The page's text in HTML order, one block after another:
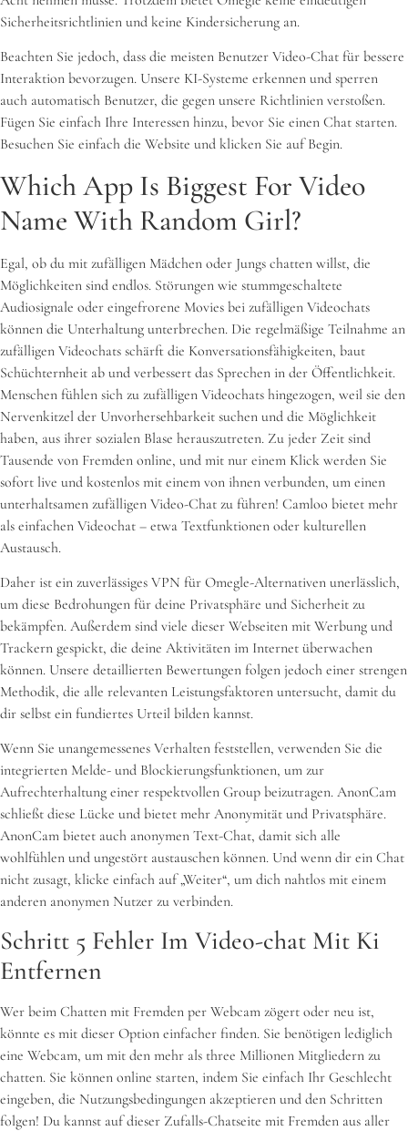
Sicherheitsrichtlinien und keine Kindersicherung an.
Beachten Sie jedoch, dass die meisten Benutzer Video-Chat für bessere
Interaktion bevorzugen. Unsere KI-Systeme erkennen und sperren
auch automatisch Benutzer, die gegen unsere Richtlinien verstoßen.
Fügen Sie einfach Ihre Interessen hinzu, bevor Sie einen Chat starten.
Besuchen Sie einfach die Website und klicken Sie auf Begin.
Which App Is Biggest For Video
Name With Random Girl?
Egal, ob du mit zufälligen Mädchen oder Jungs chatten willst, die
Möglichkeiten sind endlos. Störungen wie stummgeschaltete
Audiosignale oder eingefrorene Movies bei zufälligen Videochats
können die Unterhaltung unterbrechen. Die regelmäßige Teilnahme an
zufälligen Videochats schärft die Konversationsfähigkeiten, baut
Schüchternheit ab und verbessert das Sprechen in der Öffentlichkeit.
Menschen fühlen sich zu zufälligen Videochats hingezogen, weil sie den
Nervenkitzel der Unvorhersehbarkeit suchen und die Möglichkeit
haben, aus ihrer sozialen Blase herauszutreten. Zu jeder Zeit sind
Tausende von Fremden online, und mit nur einem Klick werden Sie
sofort live und kostenlos mit einem von ihnen verbunden, um einen
unterhaltsamen zufälligen Video-Chat zu führen! Camloo bietet mehr
als einfachen Videochat – etwa Textfunktionen oder kulturellen
Austausch.
Daher ist ein zuverlässiges VPN für Omegle-Alternativen unerlässlich,
um diese Bedrohungen für deine Privatsphäre und Sicherheit zu
bekämpfen. Außerdem sind viele dieser Webseiten mit Werbung und
Trackern gespickt, die deine Aktivitäten im Internet überwachen
können. Unsere detaillierten Bewertungen folgen jedoch einer strengen
Methodik, die alle relevanten Leistungsfaktoren untersucht, damit du
dir selbst ein fundiertes Urteil bilden kannst.
Wenn Sie unangemessenes Verhalten feststellen, verwenden Sie die
integrierten Melde- und Blockierungsfunktionen, um zur
Aufrechterhaltung einer respektvollen Group beizutragen. AnonCam
schließt diese Lücke und bietet mehr Anonymität und Privatsphäre.
AnonCam bietet auch anonymen Text-Chat, damit sich alle
wohlfühlen und ungestört austauschen können. Und wenn dir ein Chat
nicht zusagt, klicke einfach auf „Weiter“, um dich nahtlos mit einem
anderen anonymen Nutzer zu verbinden.
Schritt 5 Fehler Im Video-chat Mit Ki
Entfernen
Wer beim Chatten mit Fremden per Webcam zögert oder neu ist,
könnte es mit dieser Option einfacher finden. Sie benötigen lediglich
eine Webcam, um mit den mehr als three Millionen Mitgliedern zu
chatten. Sie können online starten, indem Sie einfach Ihr Geschlecht
eingeben, die Nutzungsbedingungen akzeptieren und den Schritten
folgen! Du kannst auf dieser Zufalls-Chatseite mit Fremden aus aller